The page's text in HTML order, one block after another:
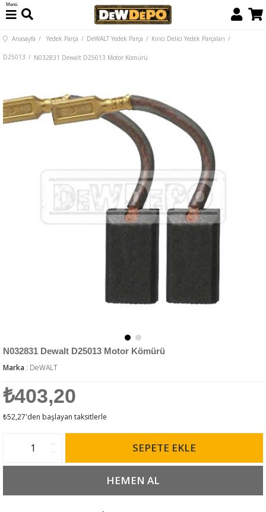
Menü
Anasayfa Yedek Parça DeWALT Yedek Parça Kırıcı Delici Yedek Parçaları
D25013 N032831 Dewalt D25013 Motor Kömürü
N032831 Dewalt D25013 Motor Kömürü
Marka : DeWALT
₺403,20
₺52,27'den başlayan taksitlerle